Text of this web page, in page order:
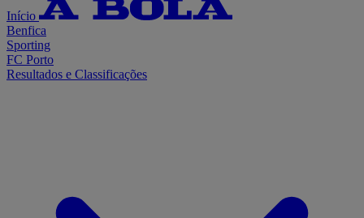
Início
Benfica
Sporting
FC Porto
Resultados e Classificações